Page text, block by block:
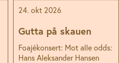
24. okt 2026
Gutta på skauen
Foajékonsert: Mot alle odds:
Hans Aleksander Hansen